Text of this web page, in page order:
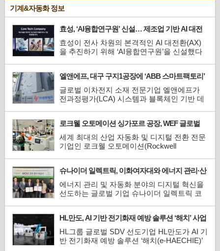
약을 체결하고 LFP(리튬인산철)·NCM(니켈·
코발트·망간) 기반 폐배터리 재자원화 협력을
가시화했다.이번 투자는 지난 5월 양사가 체결
한 리사이클링 업무협약(...
기계&자동화 정보
효성, ‘AI융합연구원’ 신설… 제조업 기반 AI 대전
환(AX) 가속화
효성이 전사 차원의 본격적인 AI 대전환(AX)
을 추진하기 위해 ‘AI융합연구원’을 신설했다
접목해 시너지를 극대화하는 ‘적용·융합형 연
구개발’을 전폭적으로 추진할 예정이다.효성
은 AI를 단순한 업무 효율화나 비용 절감 도구
에 그치지 않고, 효...
엘앤에프, 대구 구지1공장에 ‘ABB 스마트팩토리’
기반 구축… 글로벌 ESG·배터리 규제 대응
글로벌 이차전지 소재 전문기업 엘앤에프가
전과정평가(LCA) 시스템과 블록체인 기반 데
·블록체인) 스마트팩토리’ 기반을 마련했다고
밝혔다.오는 2027년 유럽연합(EU)의 ‘디지털
배터리 여권(DBP)’ 탑재 의무화를 앞두고 글
로벌 완성차업체(OEM)들이 공...
로크웰 오토메이션 싱가포르 공장, WEF 글로벌
라이트하우스 네트워크 선정
세계 최대의 산업 자동화 및 디지털 전환 전문
기업인 로크웰 오토메이션(Rockwell
우스 네트워크(Global Lighthouse Network) 멤
버로 선정됐다고 발표했다.글로벌 라이트하우
스 네트워크는 세계경제포럼이 첨단 기술을
대규모로 적용해 생산성·품질·인력 활용도
에...
슈나이더 일렉트릭, 이화여자대와 에너지 관리·산
업 자동화 인재 육성 MOU 체결
에너지 관리 및 자동화 분야의 디지털 혁신을
선도하는 글로벌 기업 슈나이더 일렉트릭 코
업무협약(MOU)을 체결했다.이번 협약 체결식
에는 이화여대 융합전자반도체공학부 강제원
학부장, 전자전기공학전공 김정호 교수, 전자
전기공학전공 최선한 교...
HL만도, AI 기반 전기화재 예방 솔루션 ‘해치’ 사업
본격화
HL그룹 글로벌 SDV 선도기업 HL만도가 AI 기
반 전기화재 예방 솔루션 ‘해치(e-HAECHIE)’